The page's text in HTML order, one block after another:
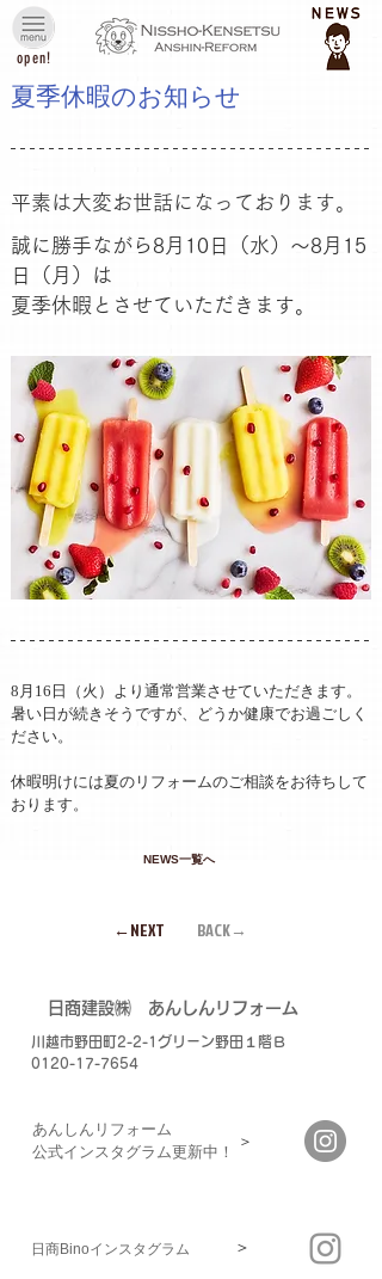
open!
夏季休暇のお知らせ
平素は大変お世話になっております。
誠に勝手ながら8月10日（水）～8月15
日（月）は
夏季休暇とさせていただきます。
8月16日（火）より通常営業させていただきます。
暑い日が続きそうですが、どうか健康でお過ごしく
ださい。
休暇明けには夏のリフォームのご相談をお待ちして
おります。
NEWS一覧へ
BACK→
←NEXT
​日商建設㈱ あんしんリフォーム
川越市野田町2-2-1グリーン野田１階Ｂ
0120-17-7654
あんしんリフォーム
​公式インスタグラム更新中！
＞
日商Binoインスタグラム ＞